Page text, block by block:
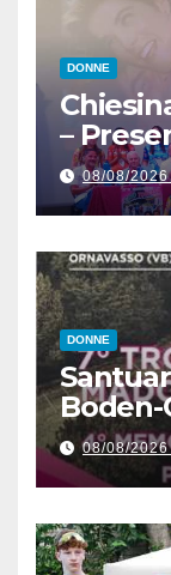
DONNE
–
del
27 al
08/08/
DONNE
Boden-
–
8
Boden
Allieve
08/08/